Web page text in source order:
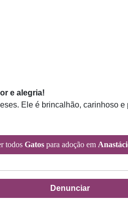
e alegria!
Ele é brincalhão, carinhoso
todos Gatos para adoção em
Denunciar